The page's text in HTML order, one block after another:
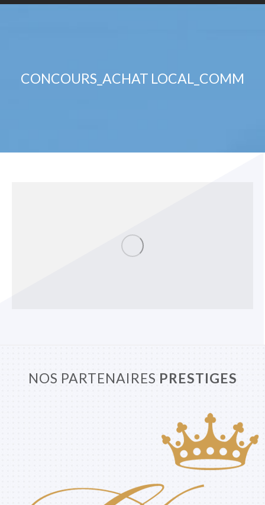
CONCOURS_ACHAT LOCAL_COMM
NOS PARTENAIRES PRESTIGES